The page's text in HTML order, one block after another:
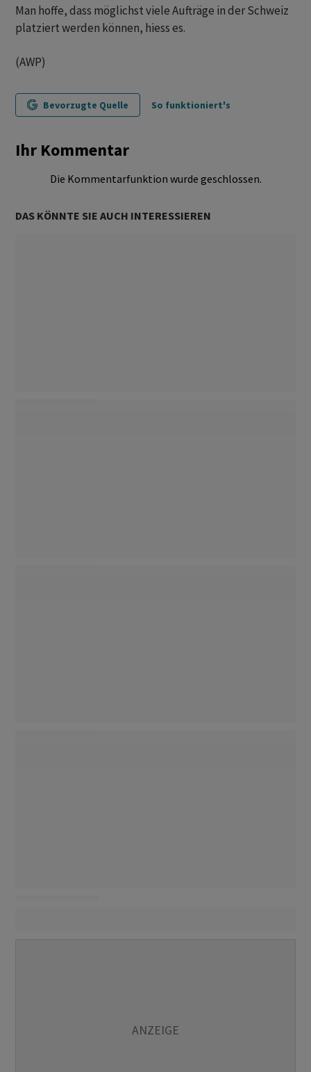
Man hoffe, dass möglichst viele Aufträge in der Schweiz
platziert werden können, hiess es.
(AWP)
Bevorzugte Quelle So funktioniert's
Ihr Kommentar
Die Kommentarfunktion wurde geschlossen.
DAS KÖNNTE SIE AUCH INTERESSIEREN